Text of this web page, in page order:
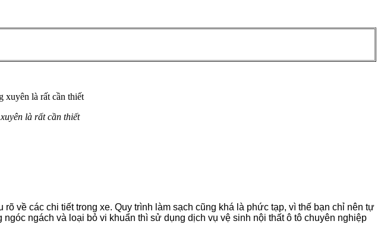
là rất cần thiết
về các chi tiết trong xe. Quy trình làm sạch cũng khá là phức tạp, vì thế bạn chỉ nên tự
ngách và loại bỏ vi khuẩn thì sử dụng dịch vụ vệ sinh nội thất ô tô chuyên nghiệp